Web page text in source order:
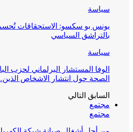
سياسة
يونس بو سكسو: الاستحقاقات
بالتراشق السياسي
سياسة
الوفا المستشار البرلماني لحزب
الصحة حول انتشار الاشخاص
السابق التالي
مجتمع
مجتمع